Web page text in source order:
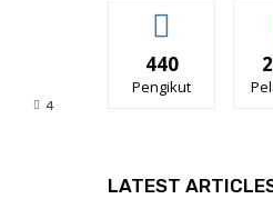
4
440
Pengikut
LATEST